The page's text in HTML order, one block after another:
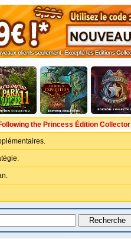
the Princess Édition Collector